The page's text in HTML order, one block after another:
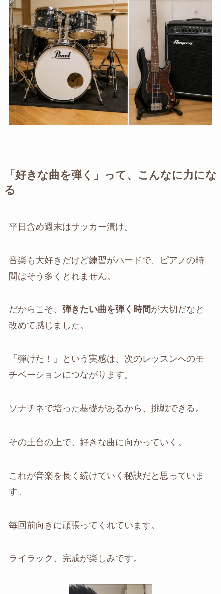
「好きな曲を弾く」って、こんなに力にな
る
平日含め週末はサッカー漬け。
音楽も大好きだけど練習がハードで、ピアノの時
間はそう多くとれません。
だからこそ、 弾きたい曲を弾く時間が大切だなと
改めて感じました。
「弾けた！」という実感は、次のレッスンへのモ
チベーションにつながります。
ソナチネで培った基礎があるから、挑戦できる。
その土台の上で、好きな曲に向かっていく。
これが音楽を長く続けていく秘訣だと思っていま
す。
毎回前向きに頑張ってくれています。
ライラック、完成が楽しみです。